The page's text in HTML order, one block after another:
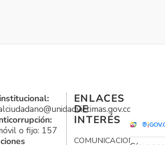
o fijo: 157
ENLACES
DE
INTERÉS
COMUNICACIONES